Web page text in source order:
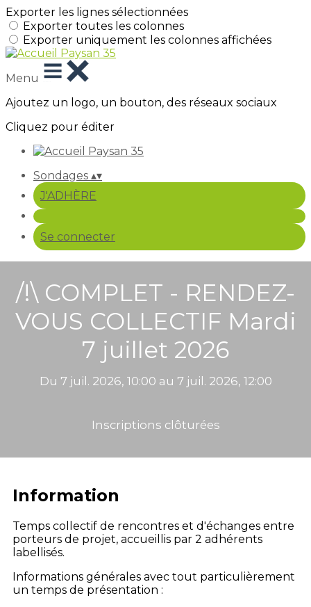
Exporter les lignes sélectionnées
Exporter toutes les colonnes
Exporter uniquement les colonnes affichées
Menu
Ajoutez un logo, un bouton, des réseaux sociaux
Cliquez pour éditer
Sondages ▴▾
J'ADHÈRE
Se connecter
/!\ COMPLET - RENDEZ-
VOUS COLLECTIF Mardi
7 juillet 2026
Du 7 juil. 2026, 10:00 au 7 juil. 2026, 12:00
Inscriptions clôturées
Information
Temps collectif de rencontres et d'échanges entre
porteurs de projet, accueillis par 2 adhérents
labellisés.
Informations générales avec tout particulièrement
un temps de présentation :